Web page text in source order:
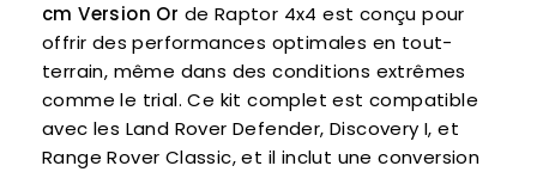
cm Version Or de Raptor 4x4 est conçu pour
offrir des performances optimales en tout-
terrain, même dans des conditions extrêmes
comme le trial. Ce kit complet est compatible
avec les Land Rover Defender, Discovery I, et
Range Rover Classic, et il inclut une conversion